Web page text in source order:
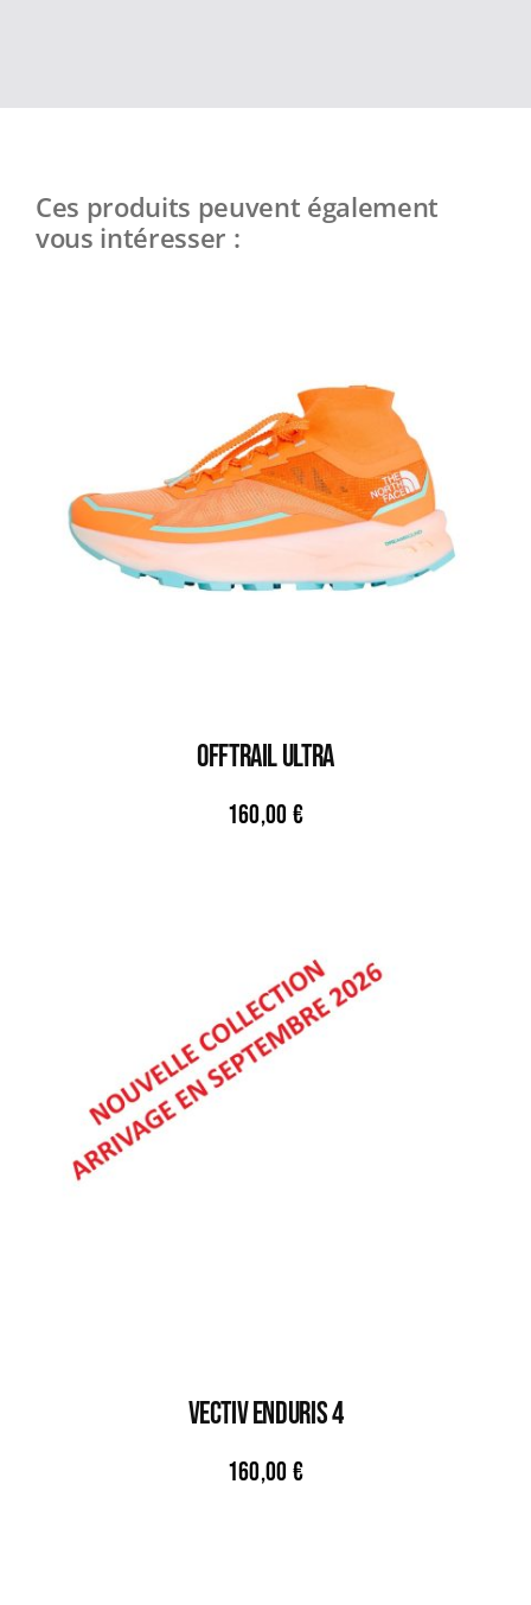
Ces produits peuvent également
vous intéresser :
OFFTRAIL ULTRA
160,00 €
VECTIV ENDURIS 4
160,00 €